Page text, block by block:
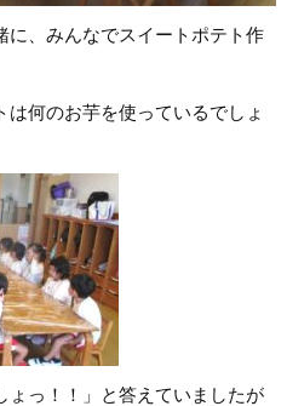
に、みんなでスイートポテト作
何のお芋を使っているでしょ
ょっ！！」と答えていましたが